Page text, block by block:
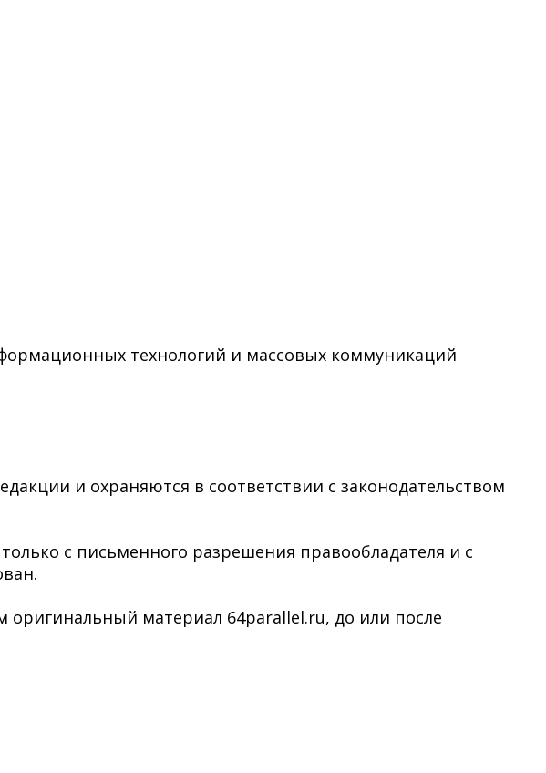
технологий и массовых коммуникаций
и охраняются в соответствии с законодательством
с письменного разрешения правообладателя и с
оригинальный материал 64parallel.ru, до или после